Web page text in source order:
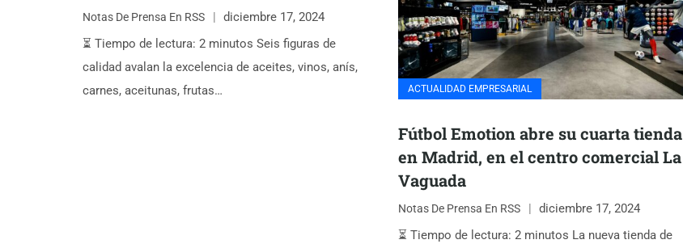
Notas De Prensa En RSS
diciembre 17, 2024
⏳ Tiempo de lectura: 2 minutos Seis figuras de
calidad avalan la excelencia de aceites, vinos, anís,
carnes, aceitunas, frutas…
ACTUALIDAD EMPRESARIAL
Fútbol Emotion abre su cuarta tienda
en Madrid, en el centro comercial La
Vaguada
Notas De Prensa En RSS
diciembre 17, 2024
⏳ Tiempo de lectura: 2 minutos La nueva tienda de